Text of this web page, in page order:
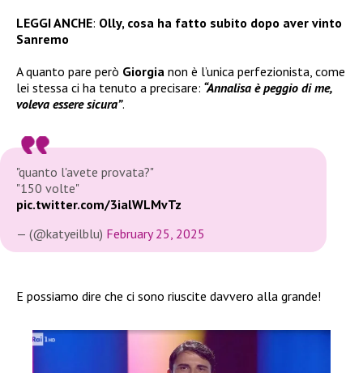
LEGGI ANCHE: Olly, cosa ha fatto subito dopo aver vinto
Sanremo
A quanto pare però Giorgia non è l’unica perfezionista, come
lei stessa ci ha tenuto a precisare: “Annalisa è peggio di me,
voleva essere sicura”.
"quanto l'avete provata?"
"150 volte"
pic.twitter.com/3ialWLMvTz
— (@katyeilblu) February 25, 2025
E possiamo dire che ci sono riuscite davvero alla grande!